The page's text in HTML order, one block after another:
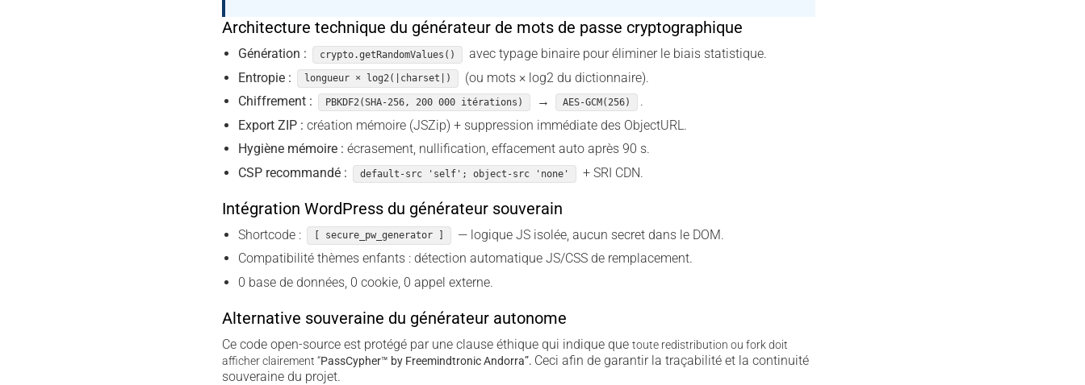
Architecture technique du générateur de mots de passe cryptographique
Génération : crypto.getRandomValues()
avec typage binaire pour éliminer le biais statistique.
Entropie :
longueur × log2(|charset|)
(ou mots × log2 du dictionnaire).
Chiffrement :
PBKDF2(SHA-256, 200 000 itérations) → AES-GCM(256)
.
Export ZIP : création mémoire (JSZip) + suppression immédiate des ObjectURL.
Hygiène mémoire : écrasement, nullification, effacement auto après 90 s.
CSP recommandé :
default-src 'self'; object-src 'none' + SRI CDN.
Intégration WordPress du générateur souverain
Shortcode : [ secure_pw_generator ]
— logique JS isolée, aucun secret dans le DOM.
Compatibilité thèmes enfants : détection automatique JS/CSS de remplacement.
0 base de données, 0 cookie, 0 appel externe.
Alternative souveraine du générateur autonome
Ce code open-source est protégé par une clause éthique qui indique que toute redistribution ou fork doit
afficher clairement “PassCypher­™ by Freemindtronic Andorra”. Ceci afin de garantir la traçabilité et la continuité
souveraine du projet.